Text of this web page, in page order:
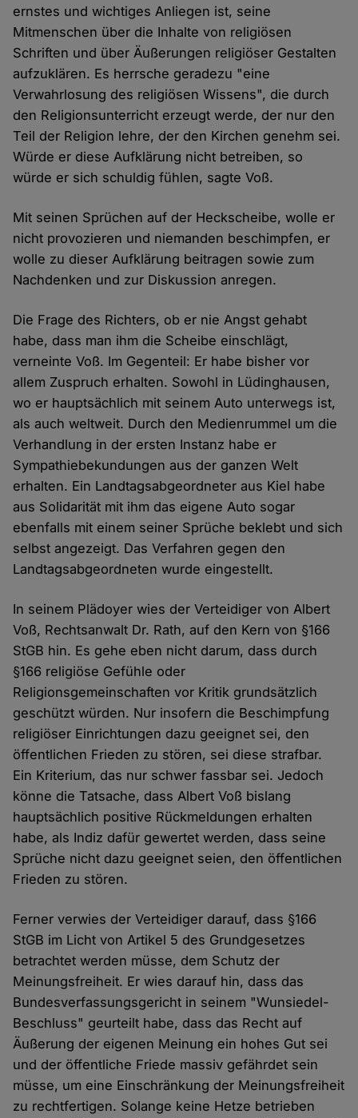
ernstes und wichtiges Anliegen ist, seine
Mitmenschen über die Inhalte von religiösen
Schriften und über Äußerungen religiöser Gestalten
aufzuklären. Es herrsche geradezu "eine
Verwahrlosung des religiösen Wissens", die durch
den Religionsunterricht erzeugt werde, der nur den
Teil der Religion lehre, der den Kirchen genehm sei.
Würde er diese Aufklärung nicht betreiben, so
würde er sich schuldig fühlen, sagte Voß.
Mit seinen Sprüchen auf der Heckscheibe, wolle er
nicht provozieren und niemanden beschimpfen, er
wolle zu dieser Aufklärung beitragen sowie zum
Nachdenken und zur Diskussion anregen.
Die Frage des Richters, ob er nie Angst gehabt
habe, dass man ihm die Scheibe einschlägt,
verneinte Voß. Im Gegenteil: Er habe bisher vor
allem Zuspruch erhalten. Sowohl in Lüdinghausen,
wo er hauptsächlich mit seinem Auto unterwegs ist,
als auch weltweit. Durch den Medienrummel um die
Verhandlung in der ersten Instanz habe er
Sympathiebekundungen aus der ganzen Welt
erhalten. Ein Landtagsabgeordneter aus Kiel habe
aus Solidarität mit ihm das eigene Auto sogar
ebenfalls mit einem seiner Sprüche beklebt und sich
selbst angezeigt. Das Verfahren gegen den
Landtagsabgeordneten wurde eingestellt.
In seinem Plädoyer wies der Verteidiger von Albert
Voß, Rechtsanwalt Dr. Rath, auf den Kern von §166
StGB hin. Es gehe eben nicht darum, dass durch
§166 religiöse Gefühle oder
Religionsgemeinschaften vor Kritik grundsätzlich
geschützt würden. Nur insofern die Beschimpfung
religiöser Einrichtungen dazu geeignet sei, den
öffentlichen Frieden zu stören, sei diese strafbar.
Ein Kriterium, das nur schwer fassbar sei. Jedoch
könne die Tatsache, dass Albert Voß bislang
hauptsächlich positive Rückmeldungen erhalten
habe, als Indiz dafür gewertet werden, dass seine
Sprüche nicht dazu geeignet seien, den öffentlichen
Frieden zu stören.
Ferner verwies der Verteidiger darauf, dass §166
StGB im Licht von Artikel 5 des Grundgesetzes
betrachtet werden müsse, dem Schutz der
Meinungsfreiheit. Er wies darauf hin, dass das
Bundesverfassungsgericht in seinem "Wunsiedel-
Beschluss" geurteilt habe, dass das Recht auf
Äußerung der eigenen Meinung ein hohes Gut sei
und der öffentliche Friede massiv gefährdet sein
müsse, um eine Einschränkung der Meinungsfreiheit
zu rechtfertigen. Solange keine Hetze betrieben